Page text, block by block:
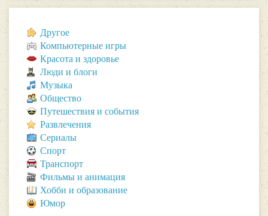
Другое
Компьютерные игры
Красота и здоровье
Люди и блоги
Музыка
Общество
Путешествия и события
Развлечения
Сериалы
Спорт
Транспорт
Фильмы и анимация
Хобби и образование
Юмор